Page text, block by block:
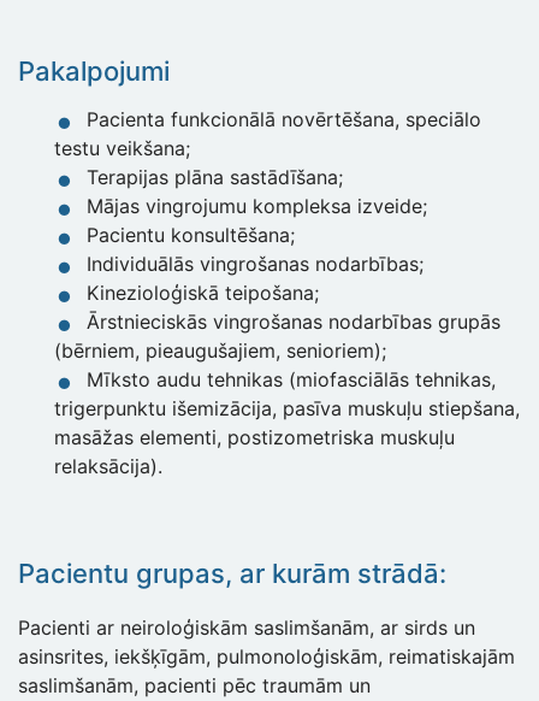
Pakalpojumi
Pacienta funkcionālā novērtēšana, speciālo
testu veikšana;
Terapijas plāna sastādīšana;
Mājas vingrojumu kompleksa izveide;
Pacientu konsultēšana;
Individuālās vingrošanas nodarbības;
Kinezioloģiskā teipošana;
Ārstnieciskās vingrošanas nodarbības grupās
(bērniem, pieaugušajiem, senioriem);
Mīksto audu tehnikas (miofasciālās tehnikas,
trigerpunktu išemizācija, pasīva muskuļu stiepšana,
masāžas elementi, postizometriska muskuļu
relaksācija).
Pacientu grupas, ar kurām strādā:
Pacienti ar neiroloģiskām saslimšanām, ar sirds un
asinsrites, iekšķīgām, pulmonoloģiskām, reimatiskajām
saslimšanām, pacienti pēc traumām un